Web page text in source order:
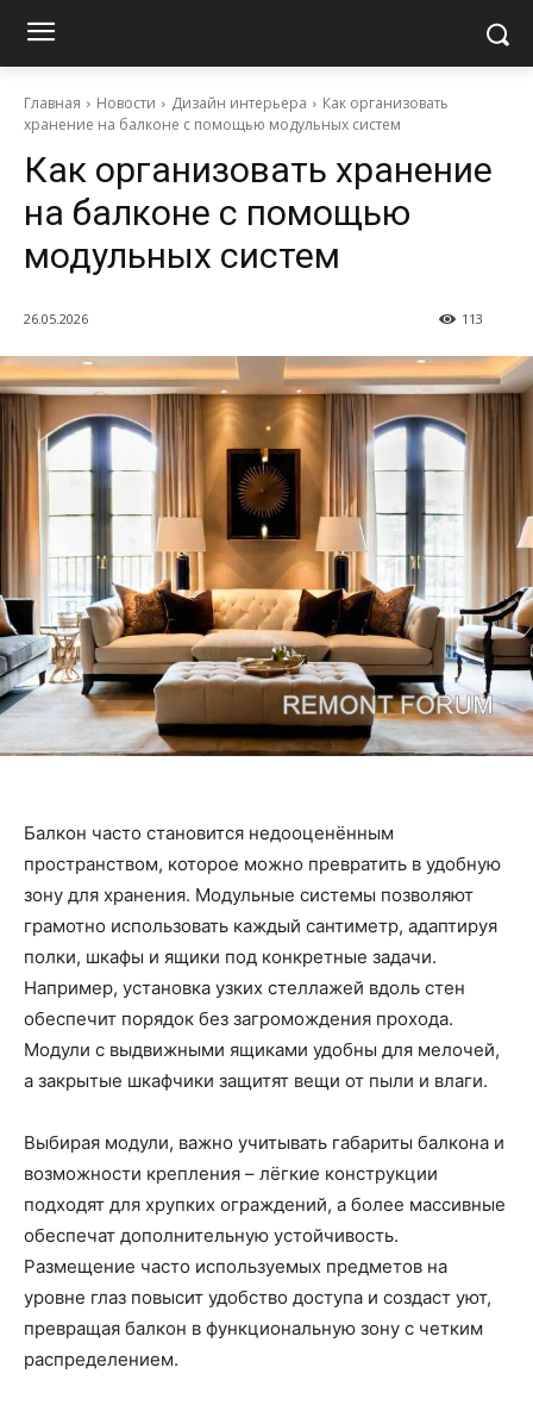
Главная Новости Дизайн интерьера
Как организовать
хранение на балконе с помощью модульных систем
Как организовать хранение
на балконе с помощью
модульных систем
26.05.2026 113
Балкон часто становится недооценённым
пространством, которое можно превратить в удобную
зону для хранения. Модульные системы позволяют
грамотно использовать каждый сантиметр, адаптируя
полки, шкафы и ящики под конкретные задачи.
Например, установка узких стеллажей вдоль стен
обеспечит порядок без загромождения прохода.
Модули с выдвижными ящиками удобны для мелочей,
а закрытые шкафчики защитят вещи от пыли и влаги.
Выбирая модули, важно учитывать габариты балкона и
возможности крепления – лёгкие конструкции
подходят для хрупких ограждений, а более массивные
обеспечат дополнительную устойчивость.
Размещение часто используемых предметов на
уровне глаз повысит удобство доступа и создаст уют,
превращая балкон в функциональную зону с четким
распределением.